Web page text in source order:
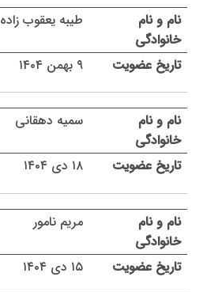
طیبه یعقوب زاده
۹ بهمن ۱۴۰۴
سمیه دهقانی
۱۸ دی ۱۴۰۴
مریم نامور
۱۵ دی ۱۴۰۴